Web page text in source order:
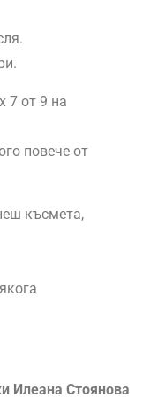
7 от 9 на
повече от
късмета,
Илеана Стоянова